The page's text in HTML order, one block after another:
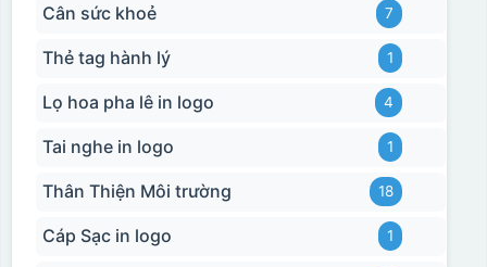
Cân sức khoẻ 7
Thẻ tag hành lý 1
Lọ hoa pha lê in logo 4
Tai nghe in logo 1
Thân Thiện Môi trường 18
Cáp Sạc in logo 1